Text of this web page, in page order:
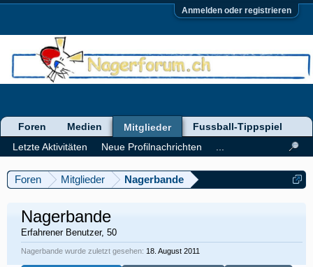
Anmelden oder registrieren
Foren Mitglieder Nagerbande
Nagerbande
Erfahrener Benutzer, 50
Nagerbande wurde zuletzt gesehen: 18. August 2011
Foren Medien
Mitglieder
Letzte Aktivitäten
Neue Profilnachrichten
Fussball-Tippspiel